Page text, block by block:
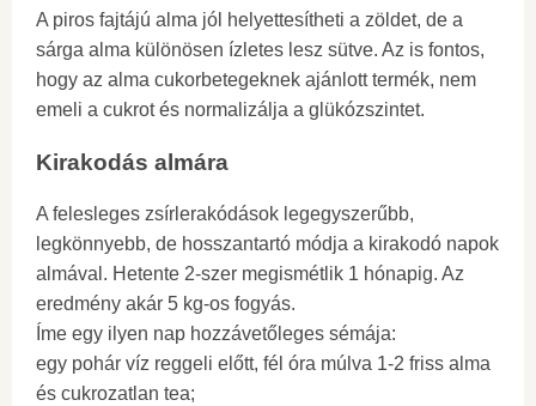
A piros fajtájú alma jól helyettesítheti a zöldet, de a
sárga alma különösen ízletes lesz sütve. Az is fontos,
hogy az alma cukorbetegeknek ajánlott termék, nem
emeli a cukrot és normalizálja a glükózszintet.
Kirakodás almára
A felesleges zsírlerakódások legegyszerűbb,
legkönnyebb, de hosszantartó módja a kirakodó napok
almával. Hetente 2-szer megismétlik 1 hónapig. Az
eredmény akár 5 kg-os fogyás.
Íme egy ilyen nap hozzávetőleges sémája:
egy pohár víz reggeli előtt, fél óra múlva 1-2 friss alma
és cukrozatlan tea;